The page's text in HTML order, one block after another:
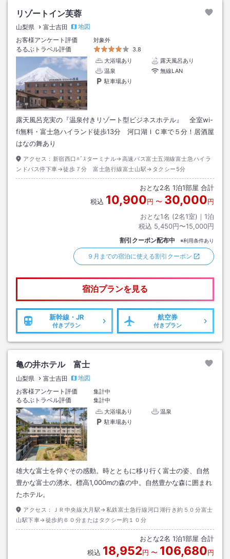
リゾートイン芙蓉
山梨県 富士吉田
地図
お客様アンケート評価
対象外
るるぶトラベル評価
3.8
大浴場あり
露天風呂あり
温泉
無線LAN
駐車場あり
露天風呂充実の『温泉付きリゾート型ビジネスホテル』 全室wi-
fi無料・富士急ハイランド徒歩13分 河口湖ＩＣ車で５分！居酒屋
はなの舞あり
アクセス： 新宿西口ﾊﾞｽターミナル→高速バス富士五湖線富士急ハイラ
ンドバス停下車→徒歩７分 富士急行線富士山駅→タクシー5分
おとな2名 1泊1部屋 合計
税込 10,900円 〜 30,000円
おとな1名 (2名1室)｜ 1泊
税込 5,450円〜15,000円
割引クーポン配布中 ※利用条件あり
９月までの宿泊に使える割引クーポン
宿泊プランを見る
新幹線・JR
付きプラン
航空券
付きプラン
亀の井ホテル 富士
山梨県 富士吉田
地図
お客様アンケート評価
集計中
るるぶトラベル評価
集計中
大浴場あり
温泉
駐車場あり
雄大な富士を仰ぐその感動。時とともに移り行く富士の姿、自然
豊かな富士の湧水。標高1,000mの森の中。自然豊かな森に囲まれ
たホテル。
アクセス：
ＪＲ中央線大月駅→私鉄富士急行線河口湖行き約５０分富士
山駅下車→徒歩約６０分またはタクシー約１０分
おとな2名 1泊1部屋 合計
税込 18,952円 〜 106,680円